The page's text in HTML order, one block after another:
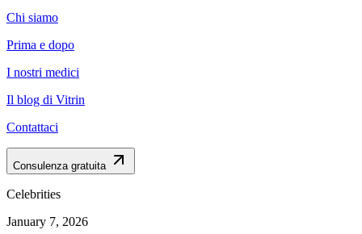
Chi siamo
Prima e dopo
I nostri medici
Il blog di Vitrin
Contattaci
Consulenza gratuita
Celebrities
January 7, 2026